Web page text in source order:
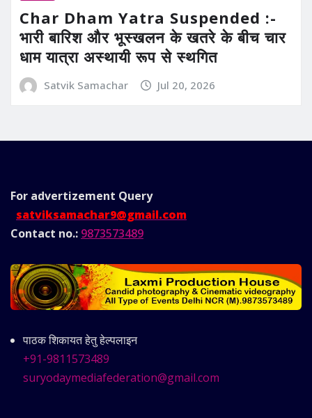
Char Dham Yatra Suspended :-
भारी बारिश और भूस्खलन के खतरे के बीच चार
धाम यात्रा अस्थायी रूप से स्थगित
Satvik Samachar Jul 20, 2026
For advertizement Query
satviksamachar9@gmail.com
Contact no.: 9873573489
पाठक शिकायत हेतु हेल्पलाइन
+91-9811573489
suryodaymediafederation@gmail.com